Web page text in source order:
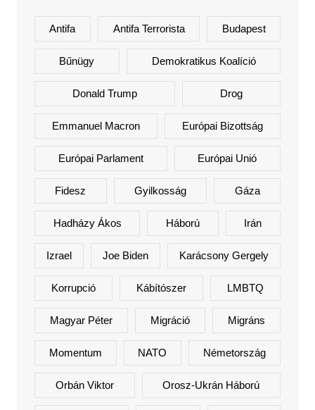
Antifa Antifa Terrorista Budapest
Bűnügy Demokratikus Koalíció
Donald Trump Drog
Emmanuel Macron Európai Bizottság
Európai Parlament Európai Unió
Fidesz Gyilkosság Gáza
Hadházy Ákos Háború Irán
Izrael Joe Biden Karácsony Gergely
Korrupció Kábítószer LMBTQ
Magyar Péter Migráció Migráns
Momentum NATO Németország
Orbán Viktor Orosz-Ukrán Háború